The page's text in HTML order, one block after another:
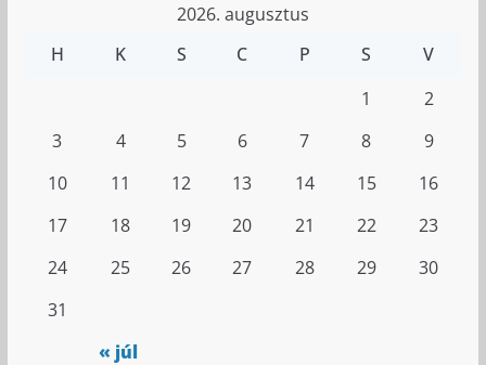
2026. augusztus
H
K S C P S V
« júl
1
2
3
4 5 6 7 8
9
10
11 12 13 14 15
16
17
18 19 20 21 22
23
24
25 26 27 28 29
30
31